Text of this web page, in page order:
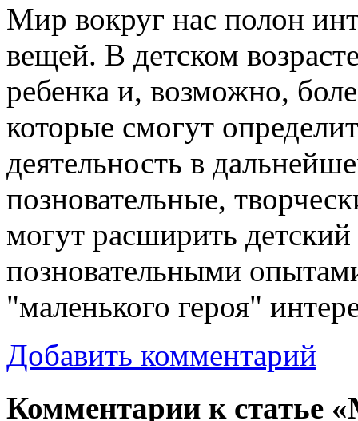
Мир вокруг нас полон
вещей. В детском
ребенка и, возможно,
которые смогут
деятельность в
позновательные,
могут расширить детский
позновательными
"маленького героя"
Добавить комментарий
Комментарии к статье